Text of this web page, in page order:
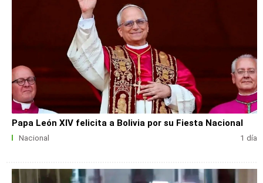
Papa León XIV felicita a Bolivia por su Fiesta Nacional
Nacional 1 día